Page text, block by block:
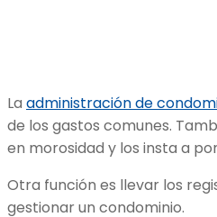
La administración de
de los gastos comunes.
en morosidad y los insta a
Otra función es llevar los
gestionar un condominio.